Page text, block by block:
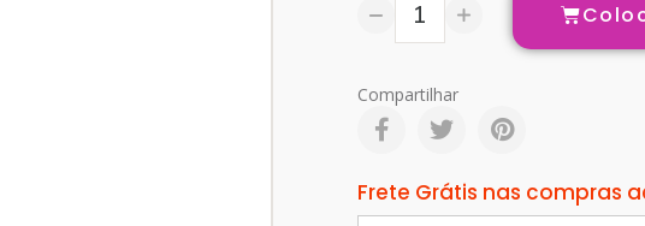
Compartilhar
Frete Grátis nas compras